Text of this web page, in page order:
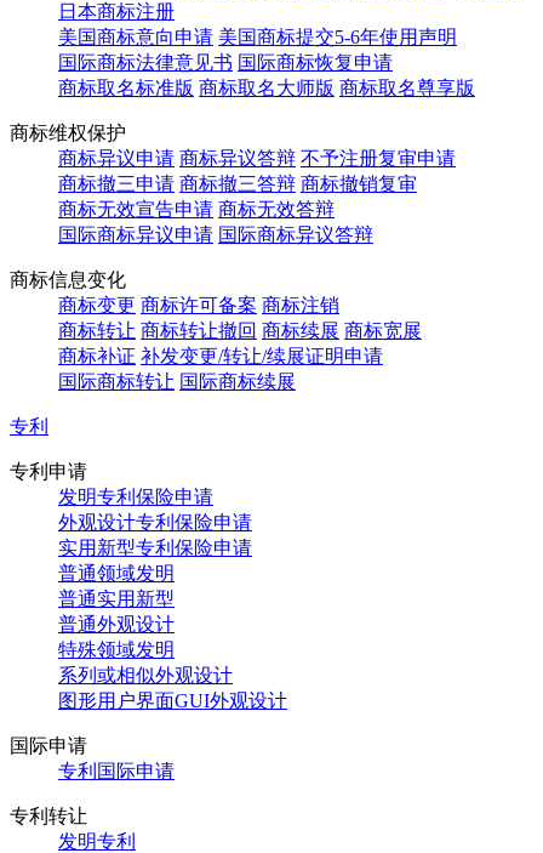
日本商标注册
美国商标意向申请 美国商标提交5-6年使用声明
国际商标法律意见书 国际商标恢复申请
商标取名标准版 商标取名大师版 商标取名尊享版
商标维权保护
商标异议申请 商标异议答辩 不予注册复审申请
商标撤三申请 商标撤三答辩 商标撤销复审
商标无效宣告申请 商标无效答辩
国际商标异议申请 国际商标异议答辩
商标信息变化
商标变更 商标许可备案 商标注销
商标转让 商标转让撤回 商标续展 商标宽展
商标补证 补发变更/转让/续展证明申请
国际商标转让 国际商标续展
专利
专利申请
发明专利保险申请
外观设计专利保险申请
实用新型专利保险申请
普通领域发明
普通实用新型
普通外观设计
特殊领域发明
系列或相似外观设计
图形用户界面GUI外观设计
国际申请
专利国际申请
专利转让
发明专利